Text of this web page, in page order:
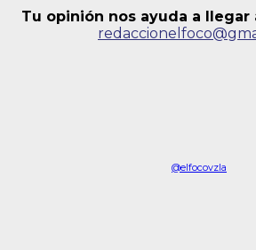
Tu opinión nos ayuda a llegar
@elfocovzla